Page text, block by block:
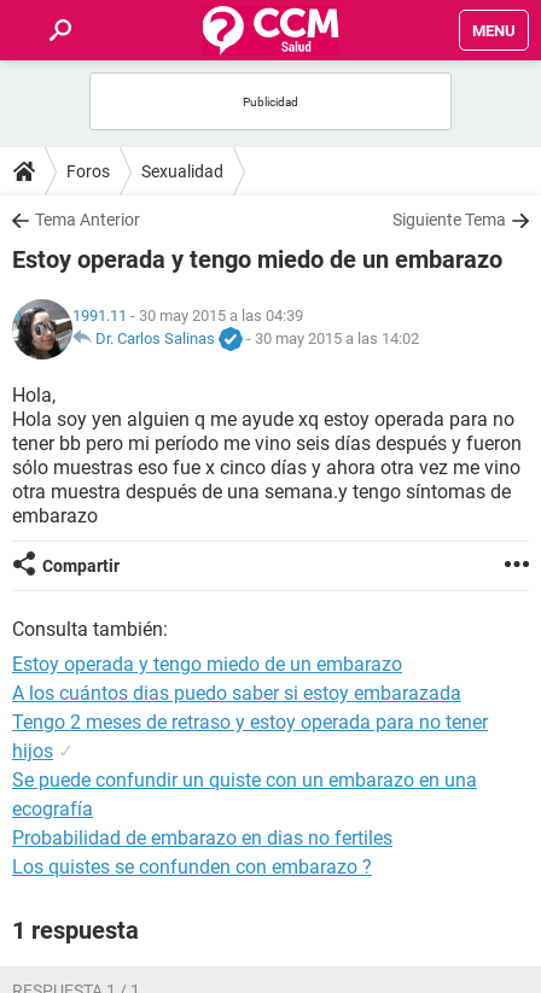
MENU
FOROS
SALUD
FAMILIA
NUTRICIÓN
BIENESTAR
SEXUALIDAD
GLOSARIO
Foros Sexualidad
Tema Anterior Siguiente Tema
Estoy operada y tengo miedo de un embarazo
1991.11 - 30 may 2015 a las 04:39
Dr. Carlos Salinas
- 30 may 2015 a las 14:02
Hola,
Hola soy yen alguien q me ayude xq estoy operada para no
tener bb pero mi período me vino seis días después y fueron
sólo muestras eso fue x cinco días y ahora otra vez me vino
otra muestra después de una semana.y tengo síntomas de
embarazo
Compartir
Consulta también:
Estoy operada y tengo miedo de un embarazo
A los cuántos dias puedo saber si estoy embarazada
Tengo 2 meses de retraso y estoy operada para no tener
hijos ✓
Se puede confundir un quiste con un embarazo en una
ecografía
Probabilidad de embarazo en dias no fertiles
Los quistes se confunden con embarazo ?
1 respuesta